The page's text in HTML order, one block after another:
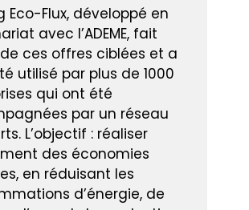
Eco-Flux, développé en
avec l’ADEME, fait
ces offres ciblées et a
utilisé par plus de 1000
qui ont été
par un réseau
L’objectif : réaliser
des économies
en réduisant les
d’énergie, de